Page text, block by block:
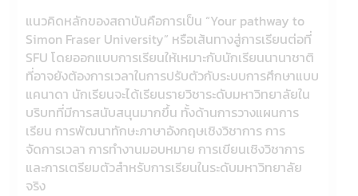
แนวคิดหลักของสถาบันคือการเป็น “Your pathway to
Simon Fraser University” หรือเส้นทางสู่การเรียนต่อที่
SFU โดยออกแบบการเรียนให้เหมาะกับนักเรียนนานาชาติ
ที่อาจยังต้องการเวลาในการปรับตัวกับระบบการศึกษาแบบ
แคนาดา นักเรียนจะได้เรียนรายวิชาระดับมหาวิทยาลัยใน
บริบทที่มีการสนับสนุนมากขึ้น ทั้งด้านการวางแผนการ
เรียน การพัฒนาทักษะภาษาอังกฤษเชิงวิชาการ การ
จัดการเวลา การทำงานมอบหมาย การเขียนเชิงวิชาการ
และการเตรียมตัวสำหรับการเรียนในระดับมหาวิทยาลัย
จริง